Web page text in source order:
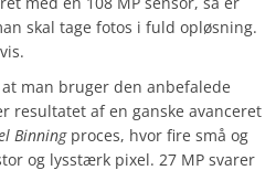
skal tage fotos i fuld opløsning.
man bruger den anbefalede
resultatet af en ganske avanceret
Binningproces, hvor fire små og
og lysstærk pixel. 27 MP svarer